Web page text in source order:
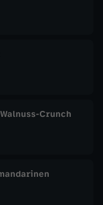
Crunch